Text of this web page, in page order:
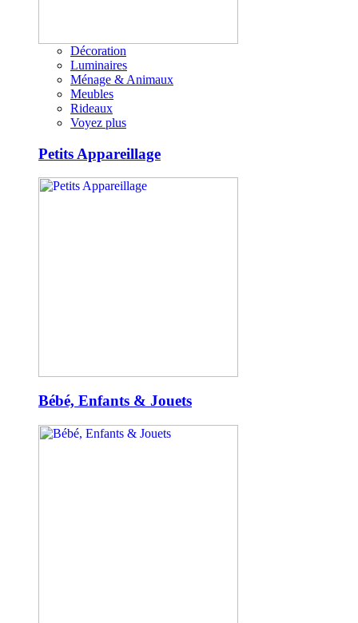
Décoration
Luminaires
Ménage & Animaux
Meubles
Rideaux
Voyez plus
Petits Appareillage
Bébé, Enfants & Jouets